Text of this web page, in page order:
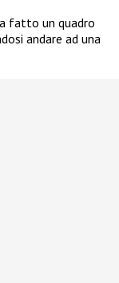
fatto un quadro
andare ad una